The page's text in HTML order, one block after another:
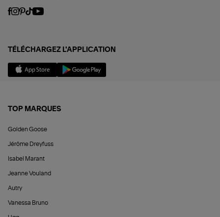
TÉLÉCHARGEZ L'APPLICATION
TOP MARQUES
Golden Goose
Jérôme Dreyfuss
Isabel Marant
Jeanne Vouland
Autry
Vanessa Bruno